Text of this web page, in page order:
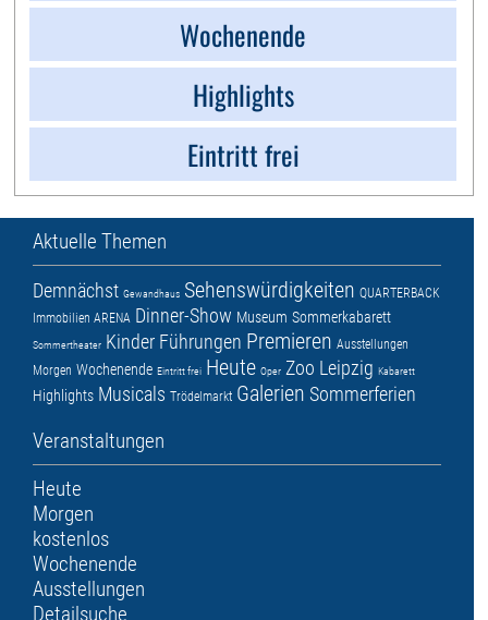
Wochenende
Highlights
Eintritt frei
Aktuelle Themen
Demnächst Gewandhaus Sehenswürdigkeiten QUARTERBACK
Immobilien ARENA Dinner-Show Museum Sommerkabarett
Sommertheater Kinder Führungen Premieren Ausstellungen
Morgen Wochenende Eintritt frei Heute Oper Zoo Leipzig Kabarett
Highlights Musicals Trödelmarkt Galerien Sommerferien
Veranstaltungen
Heute
Morgen
kostenlos
Wochenende
Ausstellungen
Detailsuche